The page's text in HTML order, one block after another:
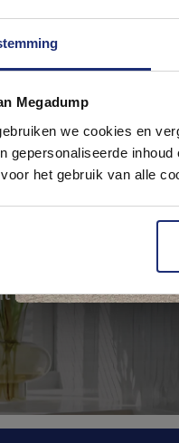
Megadump
we cookies en
gepersonaliseerde
het gebruik van alle
Ontdek
Laat je
compact tot luxe.
& sanitair